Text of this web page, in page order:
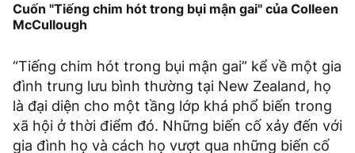
Cuốn "Tiếng chim hót trong bụi mận gai" của Colleen
McCullough
“Tiếng chim hót trong bụi mận gai” kể về một gia
đình trung lưu bình thường tại New Zealand, họ
là đại diện cho một tầng lớp khá phổ biến trong
xã hội ở thời điểm đó. Những biến cố xảy đến với
gia đình họ và cách họ vượt qua những biến cố